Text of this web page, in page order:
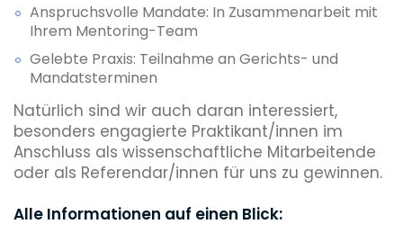
Anspruchsvolle Mandate: In Zusammenarbeit mit
Ihrem Mentoring-Team
Gelebte Praxis: Teilnahme an Gerichts- und
Mandatsterminen
Natürlich sind wir auch daran interessiert,
besonders engagierte Praktikant/innen im
Anschluss als wissenschaftliche Mitarbeitende
oder als Referendar/innen für uns zu gewinnen.
Alle Informationen auf einen Blick: